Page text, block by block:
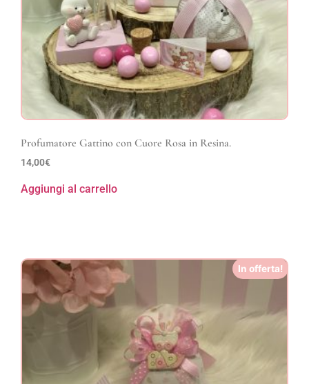
Profumatore Gattino con Cuore Rosa in Resina.
14,00€
Aggiungi al carrello
In offerta!